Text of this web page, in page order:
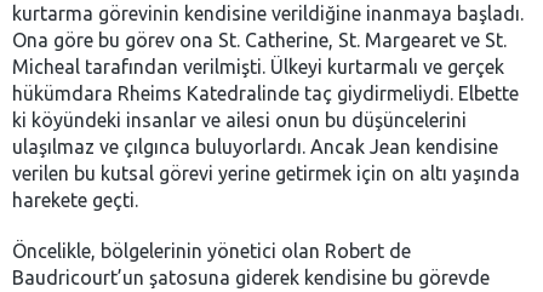
kurtarma görevinin kendisine verildiğine inanmaya başladı.
Ona göre bu görev ona St. Catherine, St. Margearet ve St.
Micheal tarafından verilmişti. Ülkeyi kurtarmalı ve gerçek
hükümdara Rheims Katedralinde taç giydirmeliydi. Elbette
ki köyündeki insanlar ve ailesi onun bu düşüncelerini
ulaşılmaz ve çılgınca buluyorlardı. Ancak Jean kendisine
verilen bu kutsal görevi yerine getirmek için on altı yaşında
harekete geçti.
Öncelikle, bölgelerinin yönetici olan Robert de
Baudricourt’un şatosuna giderek kendisine bu görevde